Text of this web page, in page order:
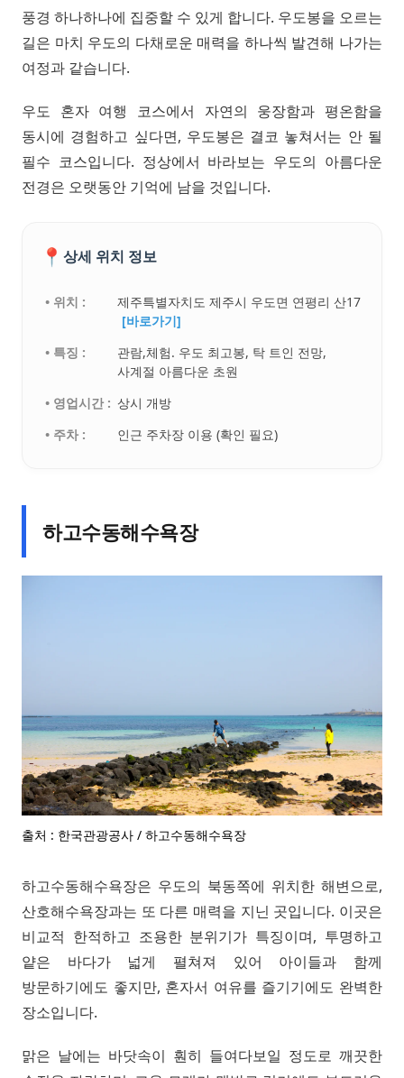
풍경 하나하나에 집중할 수 있게 합니다. 우도봉을 오르는
길은 마치 우도의 다채로운 매력을 하나씩 발견해 나가는
여정과 같습니다.
우도 혼자 여행 코스에서 자연의 웅장함과 평온함을
동시에 경험하고 싶다면, 우도봉은 결코 놓쳐서는 안 될
필수 코스입니다. 정상에서 바라보는 우도의 아름다운
전경은 오랫동안 기억에 남을 것입니다.
📍 상세 위치 정보
• 위치 :
제주특별자치도 제주시 우도면 연평리 산17
[바로가기]
• 특징 :
관람,체험. 우도 최고봉, 탁 트인 전망,
사계절 아름다운 초원
• 영업시간 : 상시 개방
• 주차 :
인근 주차장 이용 (확인 필요)
하고수동해수욕장
출처 : 한국관광공사 / 하고수동해수욕장
하고수동해수욕장은 우도의 북동쪽에 위치한 해변으로,
산호해수욕장과는 또 다른 매력을 지닌 곳입니다. 이곳은
비교적 한적하고 조용한 분위기가 특징이며, 투명하고
얕은 바다가 넓게 펼쳐져 있어 아이들과 함께
방문하기에도 좋지만, 혼자서 여유를 즐기기에도 완벽한
장소입니다.
맑은 날에는 바닷속이 훤히 들여다보일 정도로 깨끗한